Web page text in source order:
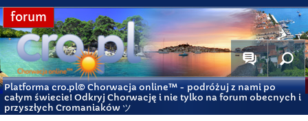
forum
Platforma cro.pl© Chorwacja online™ - podróżuj z nami po
całym świecie! Odkryj Chorwację i nie tylko na forum obecnych i
przyszłych Cromaniaków ツ